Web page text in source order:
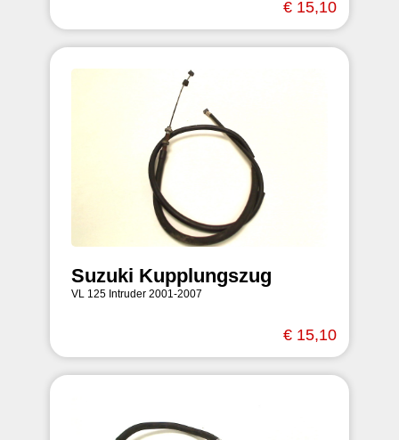
€ 15,10
Suzuki Kupplungszug
VL 125 Intruder 2001-2007
€ 15,10